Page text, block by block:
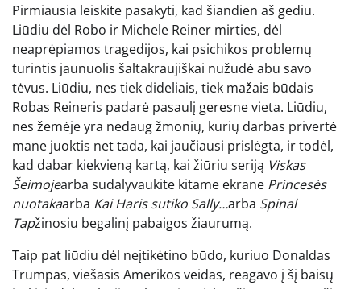
Pirmiausia leiskite pasakyti, kad šiandien aš gediu.
Liūdiu dėl Robo ir Michele Reiner mirties, dėl
neaprėpiamos tragedijos, kai psichikos problemų
turintis jaunuolis šaltakraujiškai nužudė abu savo
tėvus. Liūdiu, nes tiek dideliais, tiek mažais būdais
Robas Reineris padarė pasaulį geresne vieta. Liūdiu,
nes žemėje yra nedaug žmonių, kurių darbas privertė
mane juoktis net tada, kai jaučiausi prislėgta, ir todėl,
kad dabar kiekvieną kartą, kai žiūriu seriją Viskas
Šeimojearba sudalyvaukite kitame ekrane Princesės
nuotakaarba Kai Haris sutiko Sally…arba Spinal
Tapžinosiu begalinį pabaigos žiaurumą.
Taip pat liūdiu dėl neįtikėtino būdo, kuriuo Donaldas
Trumpas, viešasis Amerikos veidas, reagavo į šį baisų